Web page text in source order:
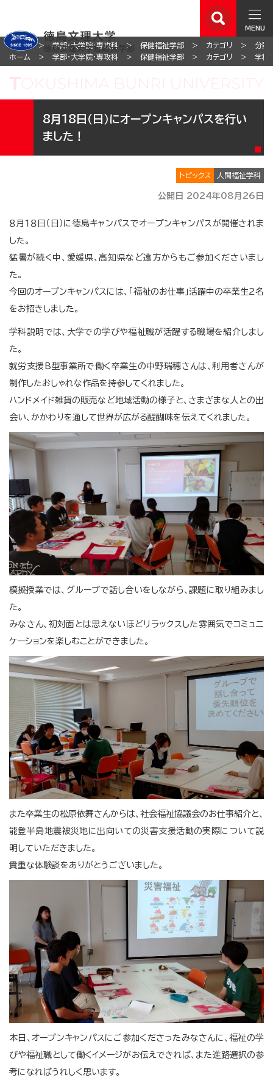
MENU
ホーム 学部・大学院・専攻科 保健福祉学部 カテゴリ
分野
ホーム
学部・大学院・専攻科 保健福祉学部 カテゴリ 学科
8月18日（日）にオープンキャンパスを行い
ました！
トピックス 人間福祉学科
公開日 2024年08月26日
８月１８日（日）に徳島キャンパスでオープンキャンパスが開催されま
した。
猛暑が続く中、愛媛県、高知県など遠方からもご参加くださいまし
た。
今回のオープンキャンパスには、「福祉のお仕事」活躍中の卒業生2名
をお招きしました。
学科説明では、大学での学びや福祉職が活躍する職場を紹介しまし
た。
就労支援B型事業所で働く卒業生の中野瑞穂さんは、利用者さんが
制作したおしゃれな作品を持参してくれました。
ハンドメイド雑貨の販売など地域活動の様子と、さまざまな人との出
会い、かかわりを通して世界が広がる醍醐味を伝えてくれました。
模擬授業では、グループで話し合いをしながら、課題に取り組みまし
た。
みなさん、初対面とは思えないほどリラックスした雰囲気でコミュニ
ケーションを楽しむことができました。
また卒業生の松原依舞さんからは、社会福祉協議会のお仕事紹介と、
能登半島地震被災地に出向いての災害支援活動の実際について説
明していただきました。
貴重な体験談をありがとうございました。
本日、オープンキャンパスにご参加くださったみなさんに、福祉の学
びや福祉職として働くイメージがお伝えできれば、また進路選択の参
考になればうれしく思います。